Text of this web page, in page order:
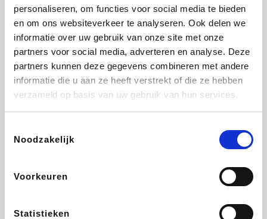
personaliseren, om functies voor social media te bieden
en om ons websiteverkeer te analyseren. Ook delen we
informatie over uw gebruik van onze site met onze
partners voor social media, adverteren en analyse. Deze
partners kunnen deze gegevens combineren met andere
informatie die u aan ze heeft verstrekt of die ze hebben
verzameld op basis van uw gebruik van hun services.
Noodzakelijk
Voorkeuren
Statistieken
Weekendesk Sarenza Schiesser Interhome
Lufthansa